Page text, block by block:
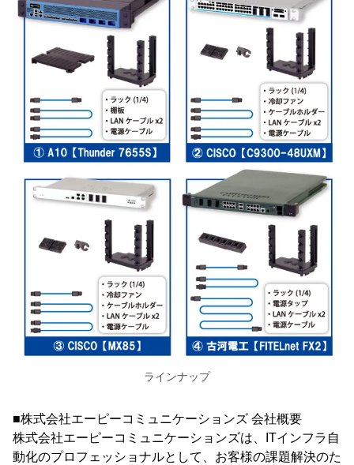
ラインナップ
■株式会社エーピーコミュニケーションズ 会社概要
株式会社エーピーコミュニケーションズは、ITインフラ自
動化のプロフェッショナルとして、お客様の課題解決のた